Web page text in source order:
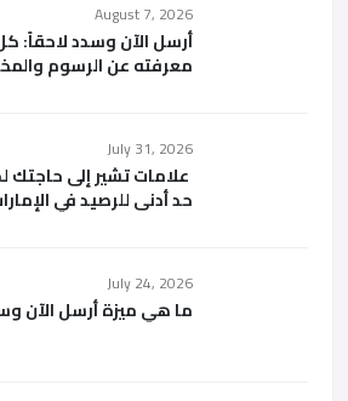
August 7, 2026
أرسل الآن وسدد لاحقاً:
معرفته عن الرسوم
July 31, 2026
علامات تشير إلى
حد أدنى للرصيد في
July 24, 2026
ما هي ميزة أرسل الآن